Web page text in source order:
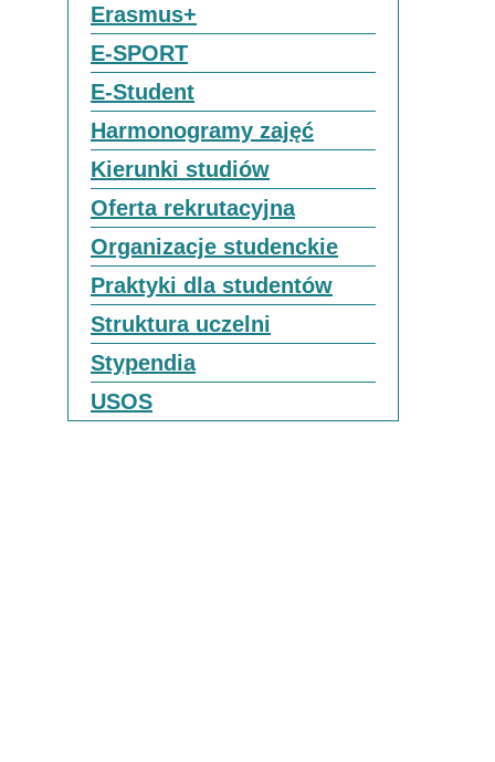
Erasmus+
E-SPORT
E-Student
Harmonogramy zajęć
Kierunki studiów
Oferta rekrutacyjna
Organizacje studenckie
Praktyki dla studentów
Struktura uczelni
Stypendia
USOS